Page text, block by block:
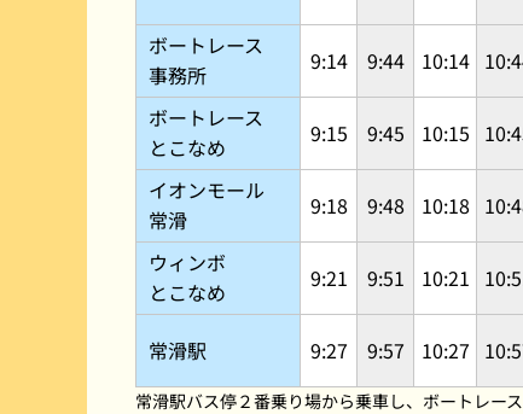
ボートレース
事務所
9:14 9:44 10:14
ボートレース
とこなめ
9:15 9:45 10:15
イオンモール
常滑
9:18 9:48 10:18
ウィンボ
とこなめ
9:21 9:51 10:21
常滑駅 9:27 9:57 10:27
常滑駅バス停２番乗り場から乗車し、ボートレー